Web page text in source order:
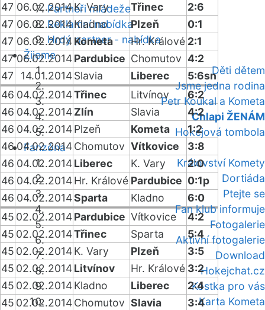
Partneři mládeže
Reklamní nabídka
Hrdý partner - nabídka
Žijeme
Děti dětem
Jsme jedna rodina
Petr Koukal a Kometa
Chlapi ŽENÁM
Hokejová tombola
Fanzóna
Království Komety
Dortiáda
Ptejte se
Fan klub informuje
Fotogalerie
Aktivní fotogalerie
Download
Hokejchat.cz
Kostka pro vás
Karta Kometa
47 06.02.2014K. Vary Třinec
2:6
47 06.02.2014Kladno Plzeň
0:1
47 06.02.2014Kometa Hr. Králové 2:1
47 06.02.2014Pardubice Chomutov 4:2
47
14.01.2014Slavia Liberec
5:6sn
46 04.02.2014Třinec Litvínov
6:2
46 04.02.2014Zlín Slavia
4:2
46 04.02.2014Plzeň Kometa
1:2
46 04.02.2014Chomutov Vítkovice
3:8
46 04.02.2014Liberec K. Vary
2:0
46 04.02.2014Hr. Králové Pardubice 0:1p
46 04.02.2014Sparta Kladno
6:0
45 02.02.2014Pardubice Vítkovice
4:2
45 02.02.2014Třinec Sparta
5:4
45 02.02.2014K. Vary Plzeň
3:5
45 02.02.2014Litvínov Hr. Králové 3:2
45 02.02.2014Kladno Liberec
2:4
45 02.02.2014Chomutov Slavia
3:4